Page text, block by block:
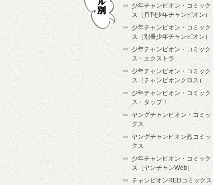
少年チャンピオン・コミック
ス（月刊少年チャンピオン）
少年チャンピオン・コミック
ス（別冊少年チャンピオン）
少年チャンピオン・コミック
ス・エクストラ
少年チャンピオン・コミック
ス（チャンピオンクロス）
少年チャンピオン・コミック
ス・タップ！
ヤングチャンピオン・コミッ
クス
ヤングチャンピオン烈コミッ
クス
少年チャンピオン・コミック
ス（ヤンチャンWeb）
チャンピオンREDコミックス